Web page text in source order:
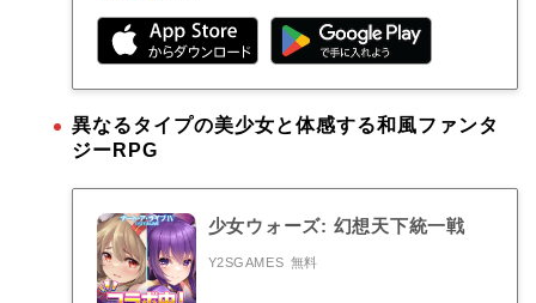
異なるタイプの美少女と体感する和風ファンタ
ジーRPG
少女ウォーズ: 幻想天下統一戦
Y2SGAMES 無料